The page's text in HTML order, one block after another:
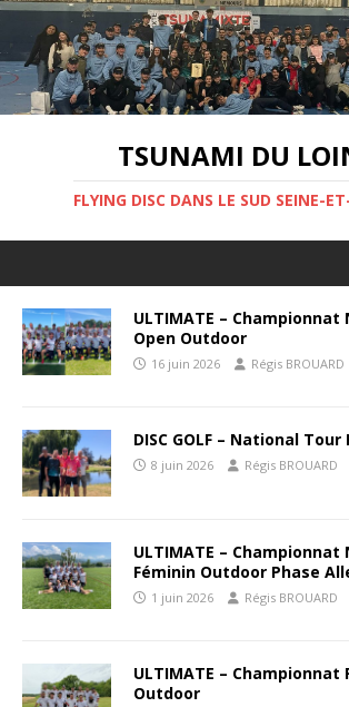
TSUNAMI DU
FLYING DISC DANS LE SUD SEINE-
ULTIMATE – Championnat
Open Outdoor
16 juin 2026 Régis BROUARD
DISC GOLF – National Tour
8 juin 2026 Régis BROUARD
ULTIMATE – Championnat
Féminin Outdoor Phase
1 juin 2026 Régis BROUARD
ULTIMATE – Championnat
Outdoor